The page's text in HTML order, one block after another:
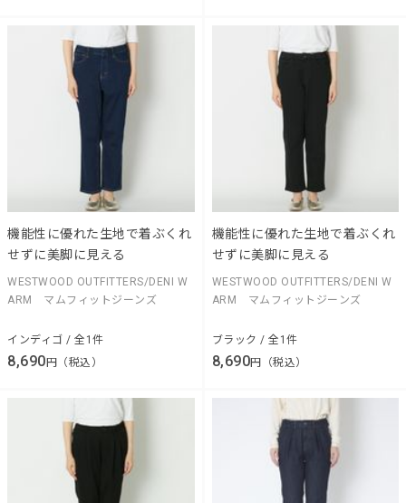
機能性に優れた生地で着ぶくれ
せずに美脚に見える
WESTWOOD OUTFITTERS/DENI W
ARM マムフィットジーンズ
インディゴ / 全1件
8,690 円（税込）
機能性に優れた生地で着ぶくれ
せずに美脚に見える
WESTWOOD OUTFITTERS/DENI W
ARM マムフィットジーンズ
ブラック / 全1件
8,690円（税込）